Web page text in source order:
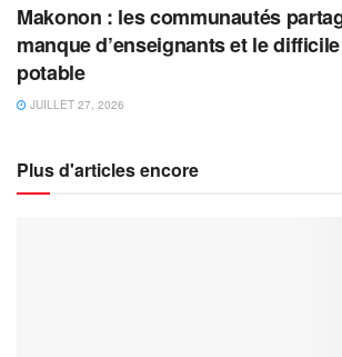
Makonon : les communautés
manque d’enseignants et le difficile
potable
JUILLET 27, 2026
Plus d'articles encore